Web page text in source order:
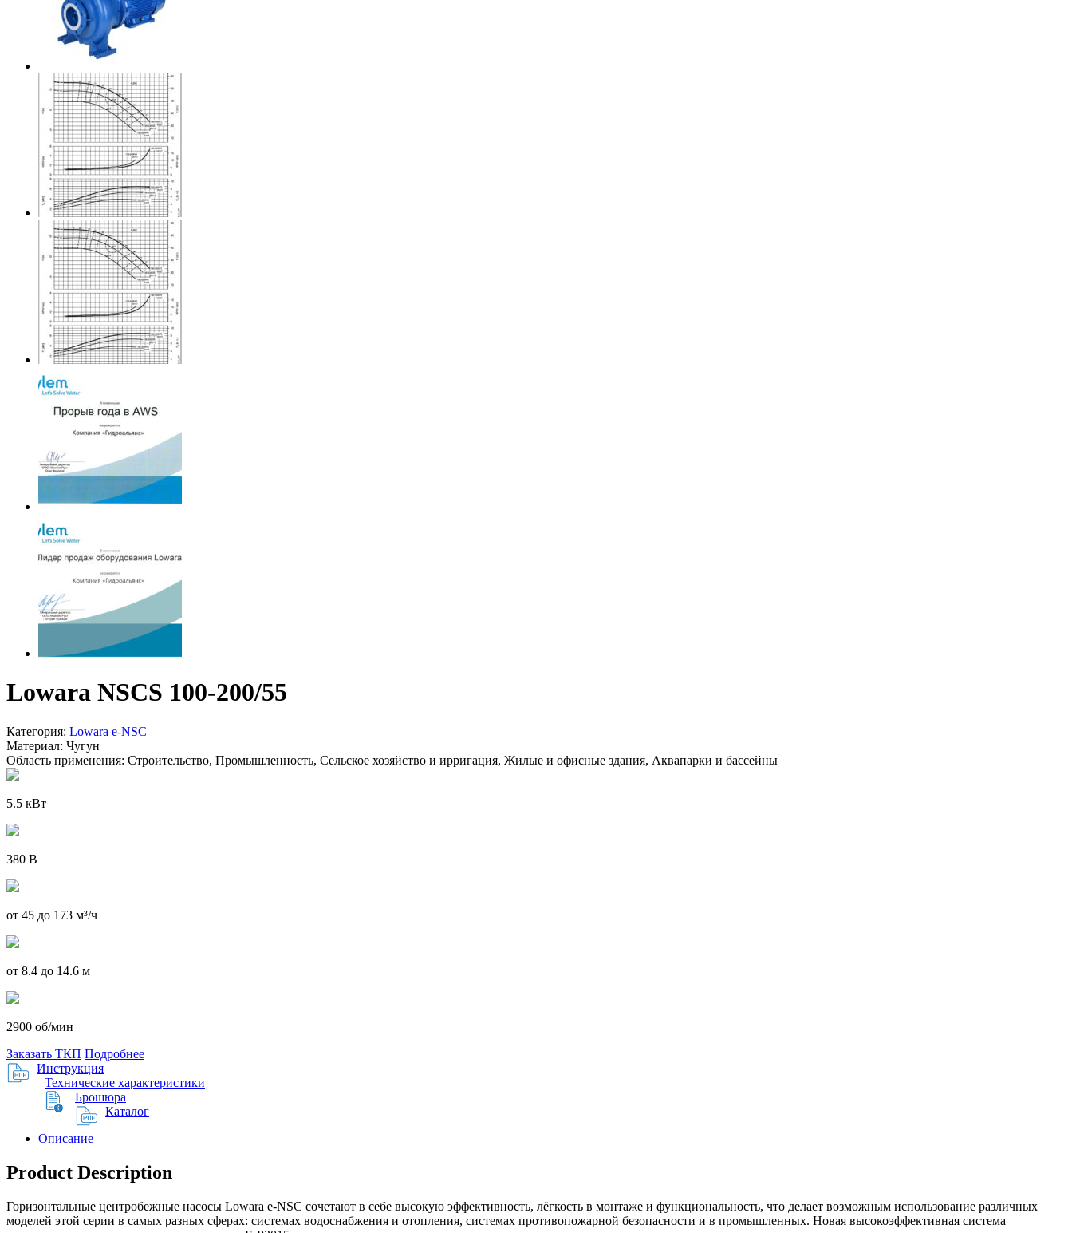
Lowara NSCS 100-200/55
Категория: Lowara e-NSC
Материал: Чугун
Область применения: Строительство, Промышленность, Сельское хозяйство и ирригация, Жилые и офисные здания, Аквапарки и бассейны
5.5 кВт
380 В
от 45 до 173 м³/ч
от 8.4 до 14.6 м
2900 об/мин
Заказать ТКП Подробнее
Инструкция
Технические характеристики
Брошюра
Каталог
Описание
Product Description
Горизонтальные центробежные насосы Lowara e-NSC сочетают в себе высокую эффективность, лёгкость в монтаже и функциональность, что делает возможным использование различных
моделей этой серии в самых разных сферах: системах водоснабжения и отопления, системах противопожарной безопасности и в промышленных. Новая высокоэффективная система